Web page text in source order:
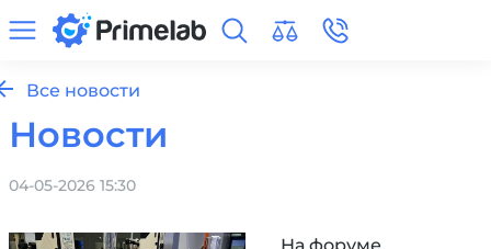
Все новости
Новости
04-05-2026 15:30